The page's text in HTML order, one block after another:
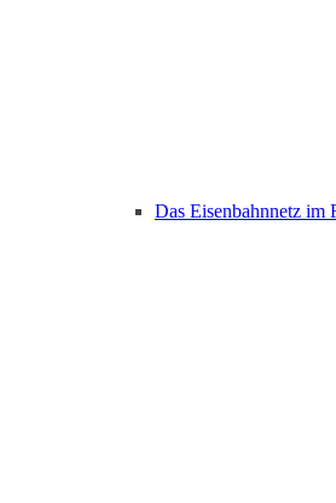
Das Eisenbahnnetz im